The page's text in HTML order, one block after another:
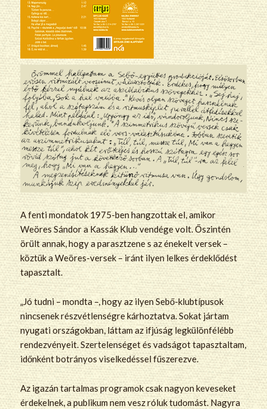
A fenti mondatok 1975-ben hangzottak el, amikor
Weöres Sándor a Kassák Klub vendége volt. Őszintén
örült annak, hogy a parasztzene s az énekelt versek –
köztük a Weöres-versek – iránt ilyen lelkes érdeklődést
tapasztalt.
„Jó tudni – mondta –, hogy az ilyen Sebő-klubtípusok
nincsenek részvétlenségre kárhoztatva. Sokat jártam
nyugati országokban, láttam az ifjúság legkülönfélébb
rendezvényeit. Szertelenséget és vadságot tapasztaltam,
időnként botrányos viselkedéssel fűszerezve.
Az igazán tartalmas programok csak nagyon keveseket
érdekelnek, a publikum nem vesz róluk tudomást. Nagyra